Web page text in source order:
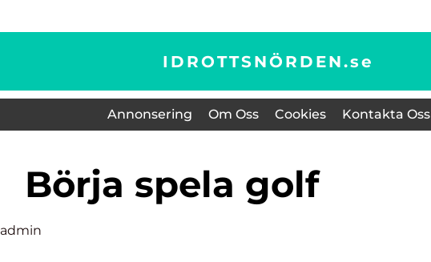
IDROTTSNÖRDEN.se
Annonsering Om Oss Cookies Kontakta Oss
börja spela golf
admin